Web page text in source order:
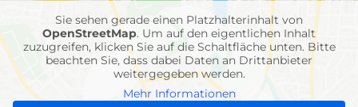
Sie sehen gerade einen Platzhalterinhalt von
OpenStreetMap. Um auf den eigentlichen Inhalt
zuzugreifen, klicken Sie auf die Schaltfläche unten. Bitte
beachten Sie, dass dabei Daten an Drittanbieter
weitergegeben werden.
Mehr Informationen